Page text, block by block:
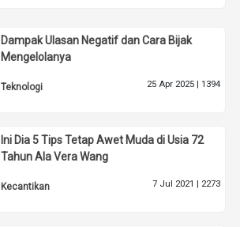
Dampak Ulasan Negatif dan Cara Bijak
Mengelolanya
Teknologi 25 Apr 2025 | 1394
Ini Dia 5 Tips Tetap Awet Muda di Usia 72
Tahun Ala Vera Wang
Kecantikan 7 Jul 2021 | 2273